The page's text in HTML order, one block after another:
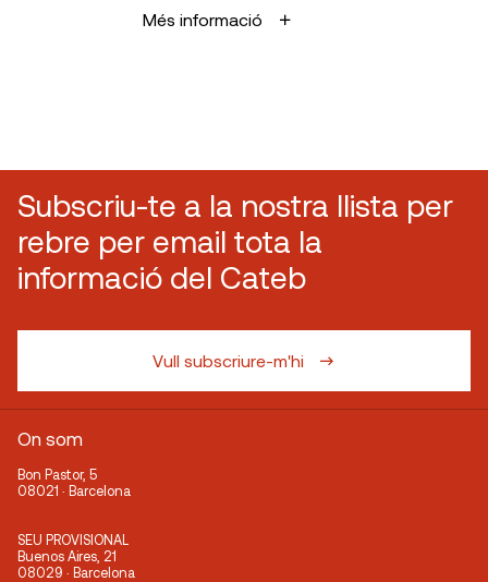
Més informació
Subscriu-te a la nostra llista per
rebre per email tota la
informació del Cateb
Vull subscriure-m'hi
On som
Bon Pastor, 5
08021 · Barcelona
SEU PROVISIONAL
Buenos Aires, 21
08029 · Barcelona